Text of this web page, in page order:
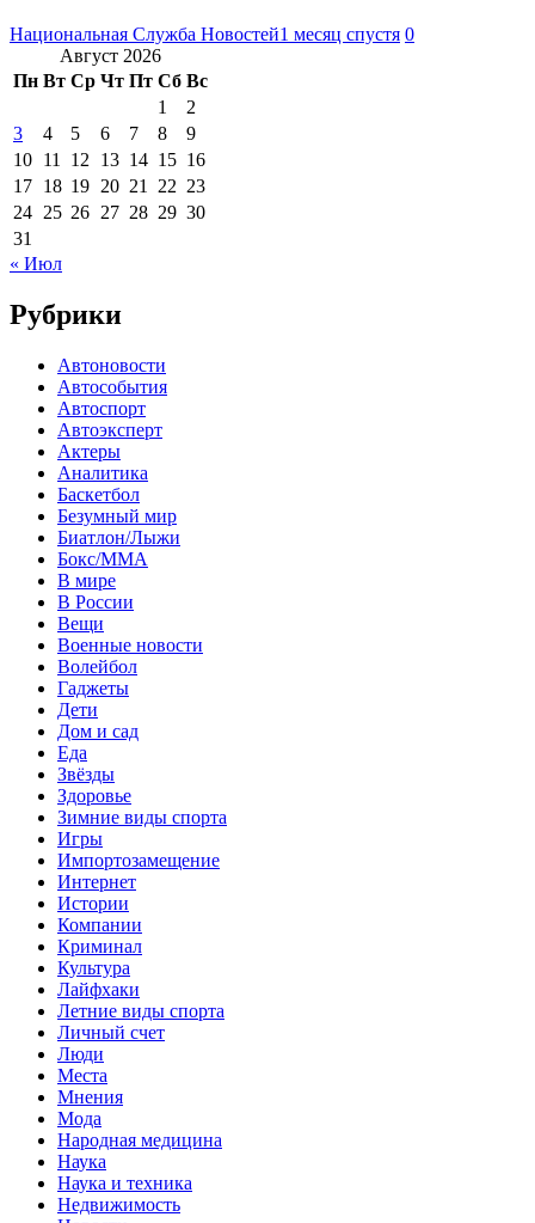
Национальная Служба Новостей1 месяц спустя 0
Август 2026
Пн Вт Ср Чт Пт Сб Вс
1
2
3
4 5 6 7 8
9
10 11 12 13 14 15 16
17 18 19 20 21 22 23
24 25 26 27 28 29 30
31
« Июл
Рубрики
Автоновости
Автособытия
Автоспорт
Автоэксперт
Актеры
Аналитика
Баскетбол
Безумный мир
Биатлон/Лыжи
Бокс/MMA
В мире
В России
Вещи
Военные новости
Волейбол
Гаджеты
Дети
Дом и сад
Еда
Звёзды
Здоровье
Зимние виды спорта
Игры
Импортозамещение
Интернет
Истории
Компании
Криминал
Культура
Лайфхаки
Летние виды спорта
Личный счет
Люди
Места
Мнения
Мода
Народная медицина
Наука
Наука и техника
Недвижимость